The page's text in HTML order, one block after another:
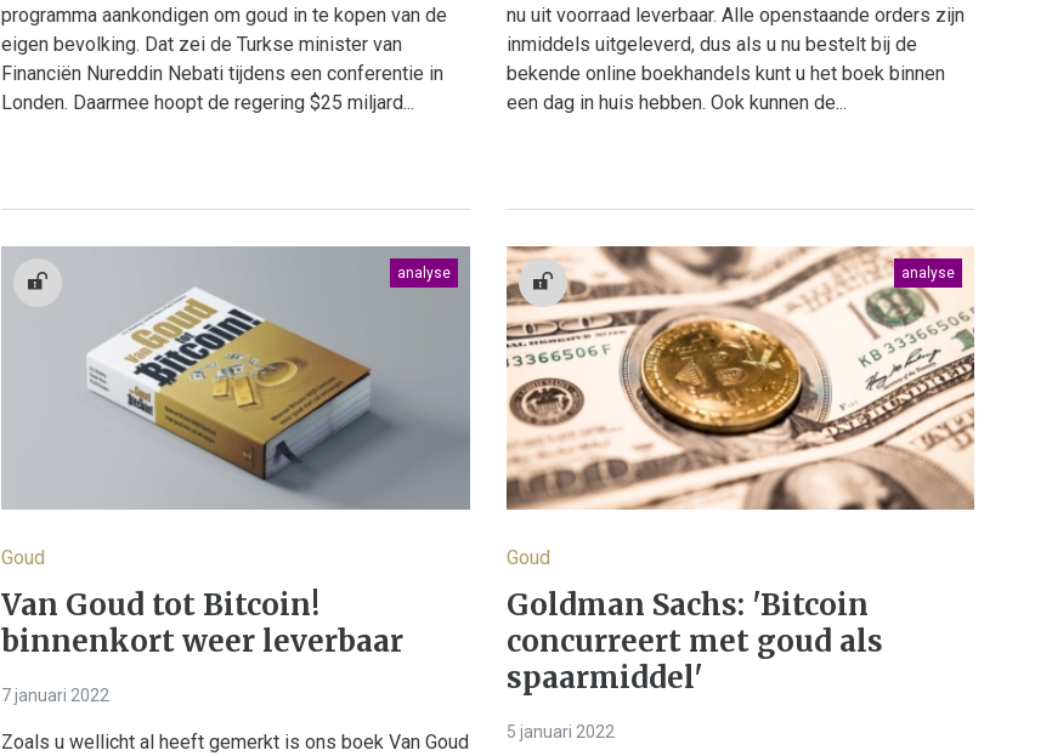
programma aankondigen om goud in te kopen van de
eigen bevolking. Dat zei de Turkse minister van
Financiën Nureddin Nebati tijdens een conferentie in
Londen. Daarmee hoopt de regering $25 miljard...
nu uit voorraad leverbaar. Alle openstaande orders zijn
inmiddels uitgeleverd, dus als u nu bestelt bij de
bekende online boekhandels kunt u het boek binnen
een dag in huis hebben. Ook kunnen de...
analyse
Goud
Van Goud tot Bitcoin!
binnenkort weer leverbaar
7 januari 2022
Zoals u wellicht al heeft gemerkt is ons boek Van Goud
analyse
Goud
Goldman Sachs: 'Bitcoin
concurreert met goud als
spaarmiddel'
5 januari 2022